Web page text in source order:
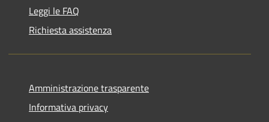
Leggi le FAQ
Richiesta assistenza
Amministrazione trasparente
Informativa privacy